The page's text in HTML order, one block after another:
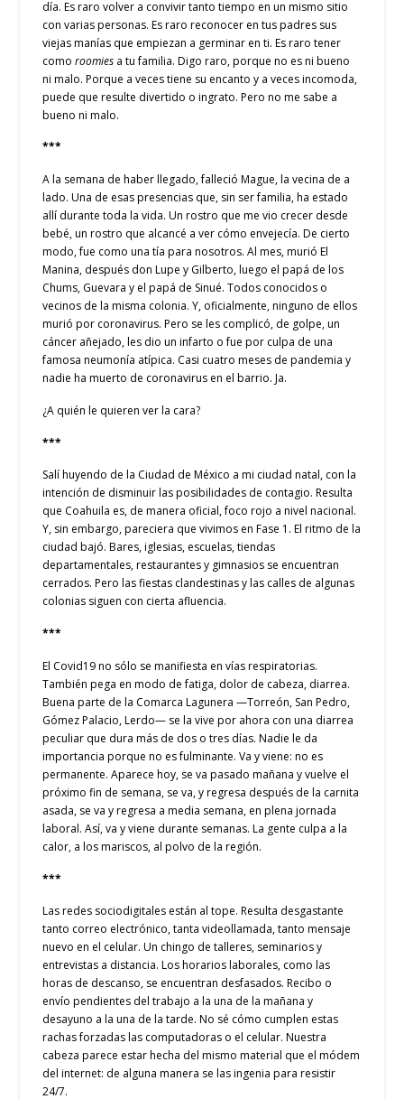
día. Es raro volver a convivir tanto tiempo en un mismo sitio
con varias personas. Es raro reconocer en tus padres sus
viejas manías que empiezan a germinar en ti. Es raro tener
comoroomies a tu familia. Digo raro, porque no es ni bueno
ni malo. Porque a veces tiene su encanto y a veces incomoda,
puede que resulte divertido o ingrato. Pero no me sabe a
bueno ni malo.
***
A la semana de haber llegado, falleció Mague, la vecina de a
lado. Una de esas presencias que, sin ser familia, ha estado
allí durante toda la vida. Un rostro que me vio crecer desde
bebé, un rostro que alcancé a ver cómo envejecía. De cierto
modo, fue como una tía para nosotros. Al mes, murió El
Manina, después don Lupe y Gilberto, luego el papá de los
Chums, Guevara y el papá de Sinué. Todos conocidos o
vecinos de la misma colonia. Y, oficialmente, ninguno de ellos
murió por coronavirus. Pero se les complicó, de golpe, un
cáncer añejado, les dio un infarto o fue por culpa de una
famosa neumonía atípica. Casi cuatro meses de pandemia y
nadie ha muerto de coronavirus en el barrio. Ja.
¿A quién le quieren ver la cara?
***
Salí huyendo de la Ciudad de México a mi ciudad natal, con la
intención de disminuir las posibilidades de contagio. Resulta
que Coahuila es, de manera oficial, foco rojo a nivel nacional.
Y, sin embargo, pareciera que vivimos en Fase 1. El ritmo de la
ciudad bajó. Bares, iglesias, escuelas, tiendas
departamentales, restaurantes y gimnasios se encuentran
cerrados. Pero las fiestas clandestinas y las calles de algunas
colonias siguen con cierta afluencia.
***
El Covid19 no sólo se manifiesta en vías respiratorias.
También pega en modo de fatiga, dolor de cabeza, diarrea.
Buena parte de la Comarca Lagunera —Torreón, San Pedro,
Gómez Palacio, Lerdo— se la vive por ahora con una diarrea
peculiar que dura más de dos o tres días. Nadie le da
importancia porque no es fulminante. Va y viene: no es
permanente. Aparece hoy, se va pasado mañana y vuelve el
próximo fin de semana, se va, y regresa después de la carnita
asada, se va y regresa a media semana, en plena jornada
laboral. Así, va y viene durante semanas. La gente culpa a la
calor, a los mariscos, al polvo de la región.
***
Las redes sociodigitales están al tope. Resulta desgastante
tanto correo electrónico, tanta videollamada, tanto mensaje
nuevo en el celular. Un chingo de talleres, seminarios y
entrevistas a distancia. Los horarios laborales, como las
horas de descanso, se encuentran desfasados. Recibo o
envío pendientes del trabajo a la una de la mañana y
desayuno a la una de la tarde. No sé cómo cumplen estas
rachas forzadas las computadoras o el celular. Nuestra
cabeza parece estar hecha del mismo material que el módem
del internet: de alguna manera se las ingenia para resistir
24/7.